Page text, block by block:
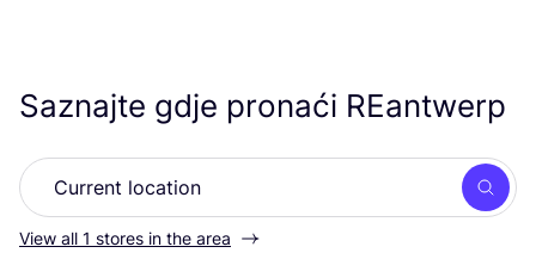
Saznajte gdje pronaći REantwerp
View all 1 stores in the area